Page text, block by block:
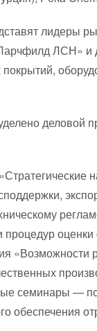
лидеры
ЛСН» и
деловой
оценки
семинары —
обеспечения